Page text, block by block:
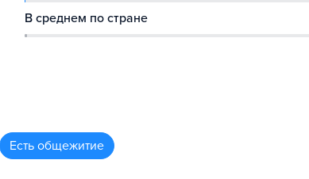
В среднем по стране
Есть общежитие